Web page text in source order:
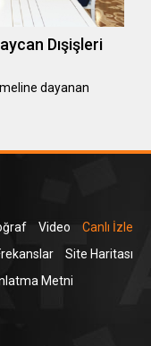
Dışişleri
dayanan
Video
Canlı İzle
Site Haritası
Metni